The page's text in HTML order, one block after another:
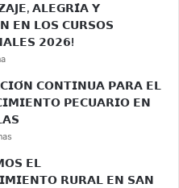
𝗔𝗟𝗘𝗚𝗥𝗜́𝗔 𝗬
𝗘𝗡 𝗟𝗢𝗦 𝗖𝗨𝗥𝗦𝗢𝗦
𝟮𝟬𝟮𝟲!
𝗖𝗢𝗡𝗧𝗜𝗡𝗨𝗔 𝗣𝗔𝗥𝗔 𝗘𝗟
𝗣𝗘𝗖𝗨𝗔𝗥𝗜𝗢 𝗘𝗡
𝗘𝗟
𝗥𝗨𝗥𝗔𝗟 𝗘𝗡 𝗦𝗔𝗡